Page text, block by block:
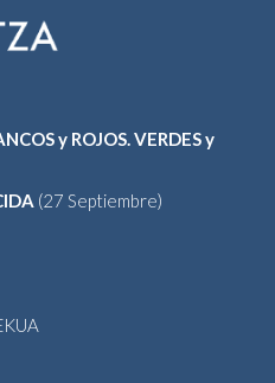
y ROJOS. VERDES y
(27 Septiembre)